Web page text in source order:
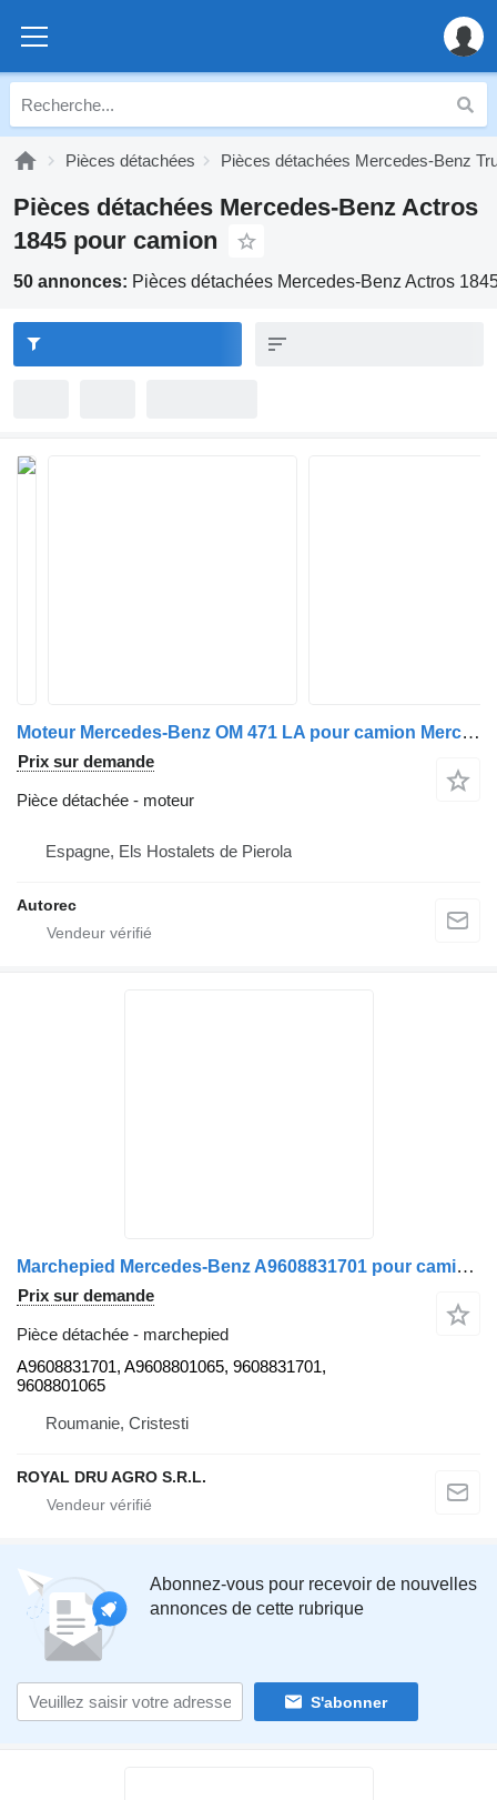
Pièces détachées Pièces détachées Mercedes-Benz
Pièces détachées Mercedes-Benz Actros
1845 pour camion
50 annonces: Pièces détachées Mercedes-Benz Actros
Moteur Mercedes-Benz OM 471 LA pour camion Mercedes-Benz Actros 1845
Prix sur demande
Pièce détachée - moteur
Espagne, Els Hostalets de Pierola
Autorec
Marchepied Mercedes-Benz A9608831701 pour camion Mercedes-Benz Actros MP4 1845
Prix sur demande
Pièce détachée - marchepied
A9608831701, A9608801065, 9608831701,
9608801065
Roumanie, Cristesti
ROYAL DRU AGRO S.R.L.
Abonnez-vous pour recevoir de nouvelles
annonces de cette rubrique
S'abonner